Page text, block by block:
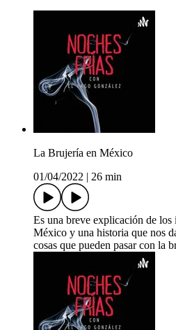
La Brujería en México
01/04/2022
26 min
Es una breve explicación de
México y una historia que nos
cosas que pueden pasar con la